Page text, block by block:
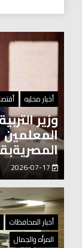
أخبار محليه
وزير
المعلمين
أخبار المحافظات
المرأه والجمال